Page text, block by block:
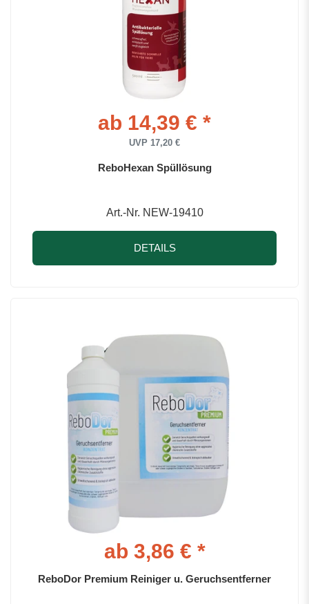
ab 14,39 € *
UVP 17,20 €
ReboHexan Spüllösung
Art.-Nr. NEW-19410
DETAILS
ab 3,86 € *
ReboDor Premium Reiniger u. Geruchsentferner